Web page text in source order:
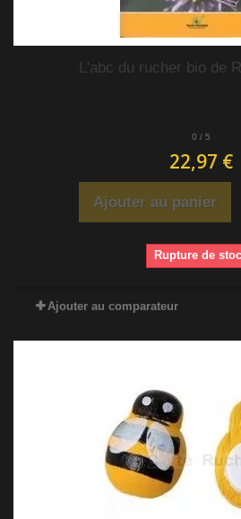
L'abc du rucher bio de
0 / 5
22,97 €
Ajouter au panier
Rupture de
Ajouter au comparateur